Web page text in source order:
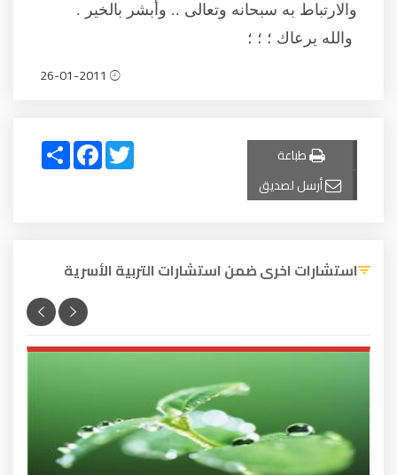
والارتباط به سبحانه وتعالى .. وأبشر بالخير .
والله يرعاك ؛ ؛ ؛
طباعة
أرسل لصديق
Share
FacebookTwitter
استشارات اخرى ضمن استشارات التربية الأسرية